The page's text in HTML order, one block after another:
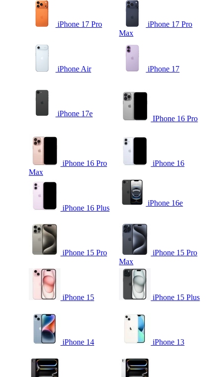
iPhone 17 Pro
iPhone 17 Pro
Max
iPhone Air iPhone 17
iPhone 17e
IPhone 16 Pro
iPhone 16 Pro
Max
iPhone 16
iPhone 16 Plus
iPhone 16e
iPhone 15 Pro
iPhone 15 Pro
Max
iPhone 15 iPhone 15 Plus
iPhone 14 iPhone 13